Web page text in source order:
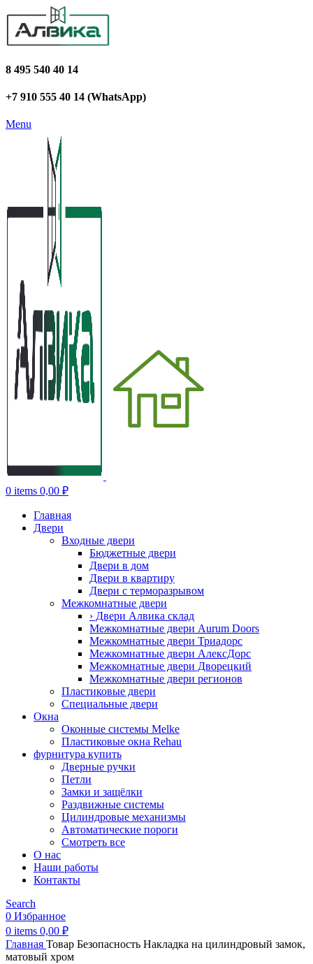
8 495 540 40 14
+7 910 555 40 14 (WhatsApp)
Menu
0 items 0,00 ₽
Главная
Двери
Входные двери
Бюджетные двери
Двери в дом
Двери в квартиру
Двери с терморазрывом
Межкомнатные двери
› Двери Алвика склад
Межкомнатные двери Aurum Doors
Межкомнатные двери Триадорс
Межкомнатные двери АлексДорс
Межкомнатные двери Дворецкий
Межкомнатные двери регионов
Пластиковые двери
Специальные двери
Окна
Оконные системы Melke
Пластиковые окна Rehau
фурнитура купить
Дверные ручки
Петли
Замки и защёлки
Раздвижные системы
Цилиндровые механизмы
Автоматические пороги
Смотреть все
О нас
Наши работы
Контакты
Search
0 Избранное
0 items 0,00 ₽
Главная Товар Безопасность Накладка на цилиндровый замок,
матовый хром